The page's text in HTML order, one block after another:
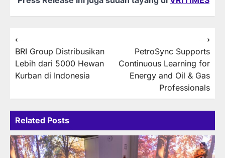
Post
navigation
⟵
BRI Group Distribusikan
Lebih dari 5000 Hewan
Kurban di Indonesia
PetroSync Supports
Continuous Learning for
Energy and Oil & Gas
Professionals
⟶
Related Posts